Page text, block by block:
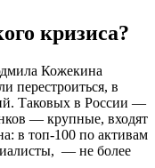
кризиса?
Кожекина
перестроиться, в
Таковых в России —
— крупные, входят
в топ-100 по активам
— не более